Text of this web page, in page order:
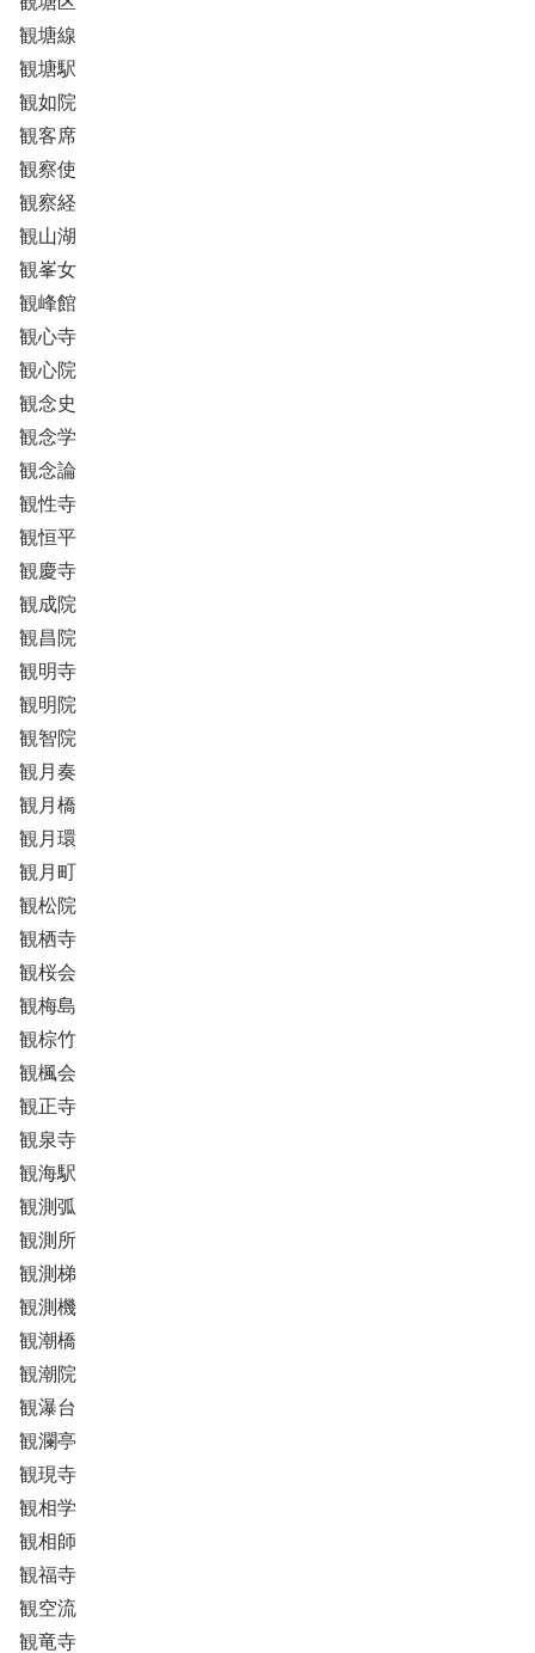
観塘線
観塘駅
観如院
観客席
観察使
観察経
観山湖
観峯女
観峰館
観心寺
観心院
観念史
観念学
観念論
観性寺
観恒平
観慶寺
観成院
観昌院
観明寺
観明院
観智院
観月奏
観月橋
観月環
観月町
観松院
観栖寺
観桜会
観梅島
観棕竹
観楓会
観正寺
観泉寺
観海駅
観測弧
観測所
観測梯
観測機
観潮橋
観潮院
観瀑台
観瀾亭
観現寺
観相学
観相師
観福寺
観空流
観竜寺